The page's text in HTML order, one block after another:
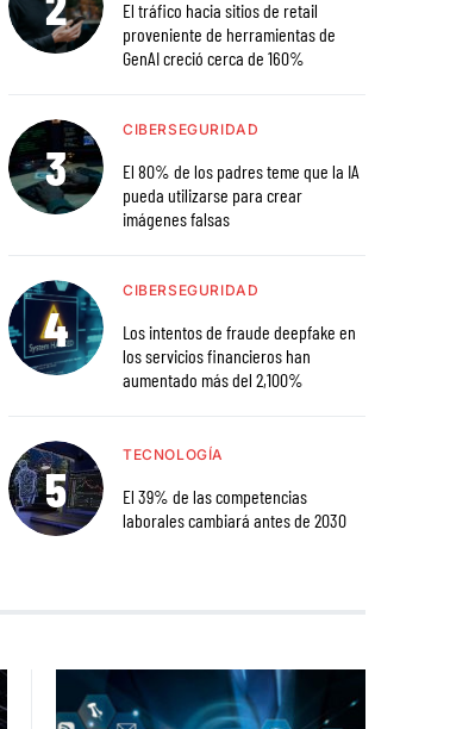
El tráfico hacia sitios de retail
proveniente de herramientas de
GenAI creció cerca de 160%
CIBERSEGURIDAD
El 80% de los padres teme que la IA
pueda utilizarse para crear
imágenes falsas
CIBERSEGURIDAD
Los intentos de fraude deepfake en
los servicios financieros han
aumentado más del 2,100%
TECNOLOGÍA
El 39% de las competencias
laborales cambiará antes de 2030